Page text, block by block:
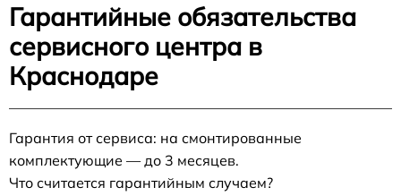
Гарантийные обязательства
сервисного центра в
Краснодаре
Гарантия от сервиса: на смонтированные
комплектующие — до 3 месяцев.
Что считается гарантийным случаем?